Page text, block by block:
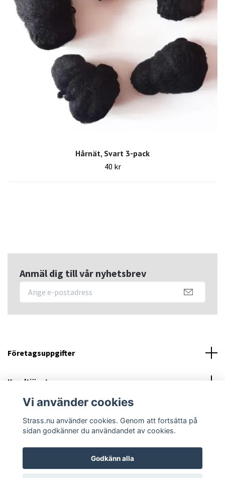
Hårnät, Svart 3-pack
40 kr
Anmäl dig till vår nyhetsbrev
Företagsuppgifter
Kundtjänst
Sociala medier
Vi använder cookies
Strass.nu använder cookies. Genom att fortsätta på
sidan godkänner du användandet av cookies.
Godkänn alla